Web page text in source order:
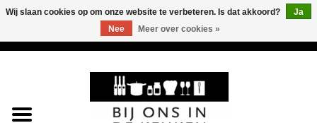
LEKKER
Wij slaan cookies op om onze website te verbeteren. Is dat akkoord?
Ja
Nee
Meer over cookies »